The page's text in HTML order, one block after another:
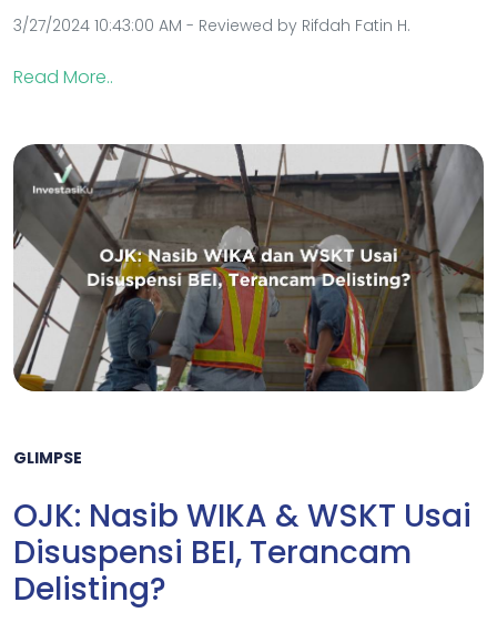
3/27/2024 10:43:00 AM - Reviewed by Rifdah Fatin H.
Read More..
GLIMPSE
OJK: Nasib WIKA & WSKT Usai
Disuspensi BEI, Terancam
Delisting?